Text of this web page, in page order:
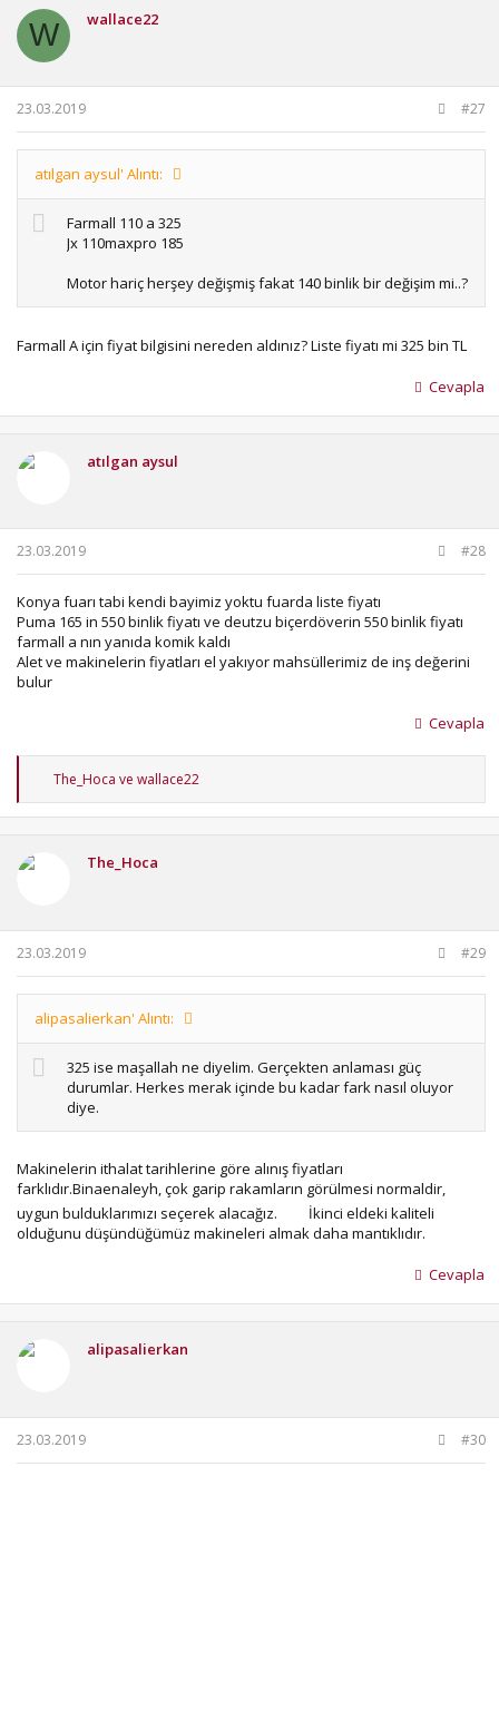
l
e
r
W wallace22
23.03.2019 #27
atılgan aysul' Alıntı:
Farmall 110 a 325
Jx 110maxpro 185
Motor hariç herşey değişmiş fakat 140 binlik bir değişim mi..?
Farmall A için fiyat bilgisini nereden aldınız? Liste fiyatı mi 325 bin TL
Cevapla
atılgan aysul
23.03.2019 #28
Konya fuarı tabi kendi bayimiz yoktu fuarda liste fiyatı
Puma 165 in 550 binlik fiyatı ve deutzu biçerdöverin 550 binlik fiyatı
farmall a nın yanıda komik kaldı
Alet ve makinelerin fiyatları el yakıyor mahsüllerimiz de inş değerini
bulur
Cevapla
T
p
The_Hoca ve wallace22
The_Hoca
23.03.2019 #29
alipasalierkan' Alıntı:
325 ise maşallah ne diyelim. Gerçekten anlaması güç
durumlar. Herkes merak içinde bu kadar fark nasıl oluyor
diye.
Makinelerin ithalat tarihlerine göre alınış fiyatları
farklıdır.Binaenaleyh, çok garip rakamların görülmesi normaldir,
uygun bulduklarımızı seçerek alacağız.
İkinci eldeki kaliteli
olduğunu düşündüğümüz makineleri almak daha mantıklıdır.
Cevapla
alipasalierkan
23.03.2019 #30